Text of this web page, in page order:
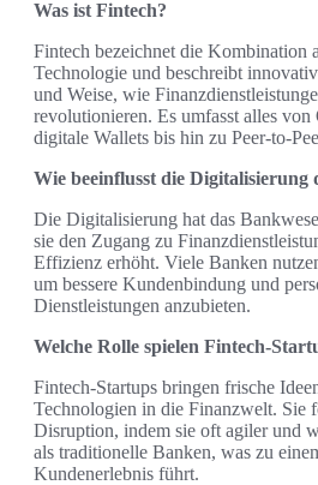
Was ist Fintech?
Fintech bezeichnet die Kombination
Technologie und beschreibt
und Weise, wie
revolutionieren. Es umfasst alles
digitale Wallets bis hin zu Peer-to-
Wie beeinflusst die Digitalisierung
Die Digitalisierung hat das
sie den Zugang zu
Effizienz erhöht. Viele Banken
um bessere Kundenbindung und
Dienstleistungen anzubieten.
Welche Rolle spielen Fintech-
Fintech-Startups bringen frische
Technologien in die Finanzwelt. Sie
Disruption, indem sie oft agiler und
als traditionelle Banken, was zu
Kundenerlebnis führt.